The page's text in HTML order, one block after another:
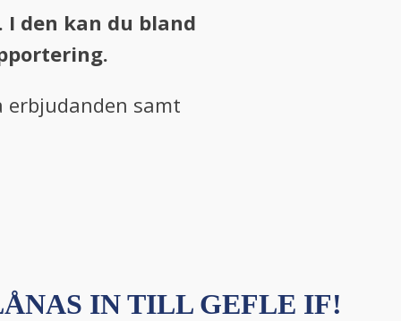
I den kan du bland
samt
IN TILL GEFLE IF!